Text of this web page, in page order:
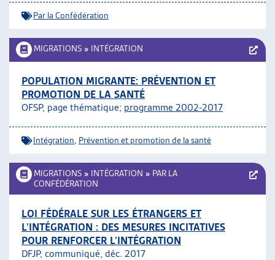
Par la Confédération
MIGRATIONS » INTÉGRATION
POPULATION MIGRANTE: PRÉVENTION ET
PROMOTION DE LA SANTÉ
OFSP, page thématique; programme 2002-2017
Intégration Prévention et promotion de la santé
MIGRATIONS » INTÉGRATION » PAR LA
CONFÉDÉRATION
LOI FÉDÉRALE SUR LES ÉTRANGERS ET
L’INTÉGRATION : DES MESURES INCITATIVES
POUR RENFORCER L’INTÉGRATION
DFJP, communiqué, déc. 2017